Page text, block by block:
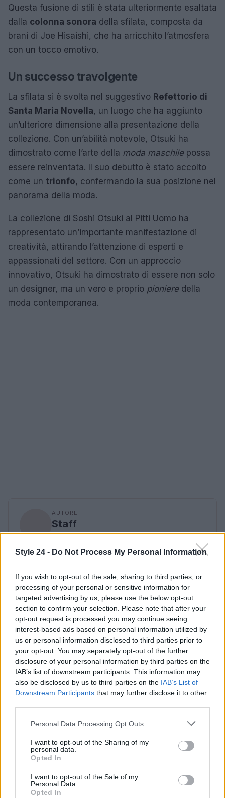
Style 24 - Do Not Process My Personal Information
If you wish to opt-out of the sale, sharing to third parties, or
processing of your personal or sensitive information for
targeted advertising by us, please use the below opt-out
section to confirm your selection. Please note that after your
opt-out request is processed you may continue seeing
interest-based ads based on personal information utilized by
us or personal information disclosed to third parties prior to
your opt-out. You may separately opt-out of the further
disclosure of your personal information by third parties on the
IAB’s list of downstream participants. This information may
also be disclosed by us to third parties on the IAB’s List of
Downstream Participants that may further disclose it to other
Please note that this website/app uses one or more Google
not limited to your visit or usage behaviour. You may click to
grant or deny consent to Google and its third-party tags to
use your data for below specified purposes in below Google
consent section.
Personal Data Processing Opt Outs
I want to opt-out of the Sharing of my
personal data.
Opted In
I want to opt-out of the Sale of my
Personal Data.
Opted In
Questa fusione di stili è stata ulteriormente esaltata
dalla colonna sonora della sfilata, composta da
brani di Joe Hisaishi, che ha arricchito l’atmosfera
con un tocco emotivo.
Un successo travolgente
La sfilata si è svolta nel suggestivo Refettorio di
Santa Maria Novella, un luogo che ha aggiunto
un’ulteriore dimensione alla presentazione della
collezione. Con un’abilità notevole, Otsuki ha
dimostrato come l’arte della moda maschilepossa
essere reinventata. Il suo debutto è stato accolto
come un trionfo, confermando la sua posizione nel
panorama della moda.
La collezione di Soshi Otsuki al Pitti Uomo ha
rappresentato un’importante manifestazione di
creatività, attirando l’attenzione di esperti e
appassionati del settore. Con un approccio
innovativo, Otsuki ha dimostrato di essere non solo
un designer, ma un vero e proprio pionieredella
moda contemporanea.
AUTORE
Staff
Continua a leggere